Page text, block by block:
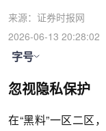
来源： 证券时报网
2026-06-13 20:28:02
字号
忽视隐私保护
在“黑料”一区二区